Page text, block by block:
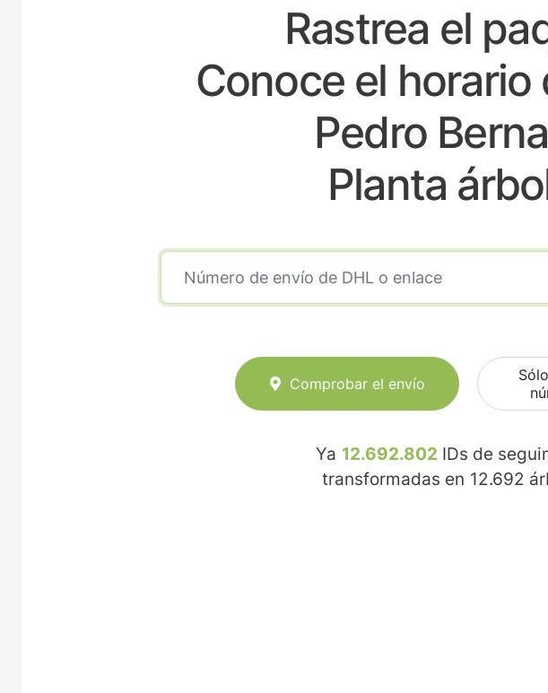
Rastrea el
Conoce el horario
Pedro
Planta
Comprobar el envío
Ya 12.692.802 IDs de
transformadas en 12.692